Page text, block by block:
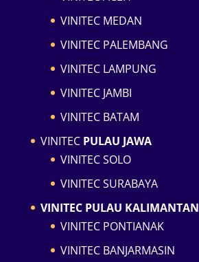
VINITEC MEDAN
VINITEC PALEMBANG
VINITEC LAMPUNG
VINITEC JAMBI
VINITEC BATAM
VINITEC PULAU JAWA
VINITEC SOLO
VINITEC SURABAYA
VINITEC PULAU KALIMANTAN
VINITEC PONTIANAK
VINITEC BANJARMASIN